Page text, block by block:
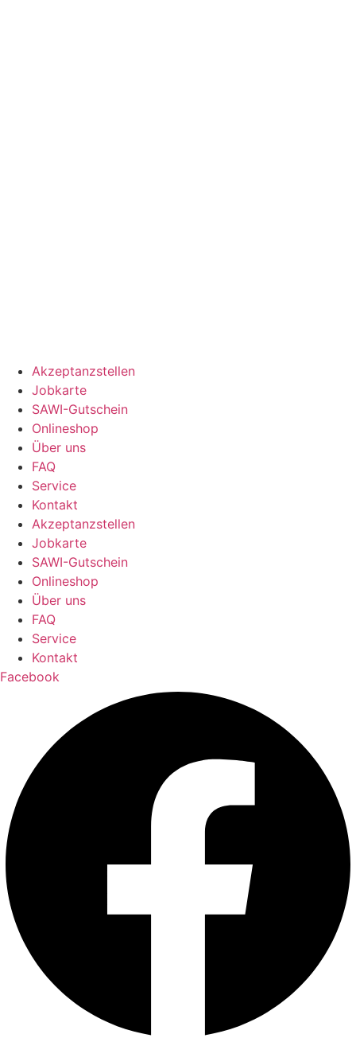
Akzeptanzstellen
Jobkarte
SAWI-Gutschein
Onlineshop
Über uns
FAQ
Service
Kontakt
Akzeptanzstellen
Jobkarte
SAWI-Gutschein
Onlineshop
Über uns
FAQ
Service
Kontakt
Facebook